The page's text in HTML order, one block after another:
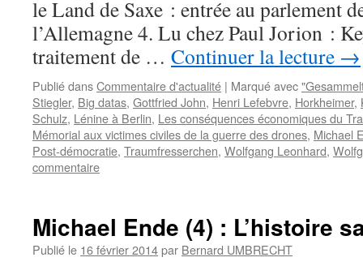
le Land de Saxe : entrée au parlement
l’Allemagne 4. Lu chez Paul Jorion :
traitement de … Continuer la lecture →
Publié dansCommentaire d'actualité | Marqué avec
Stiegler, Big datas, Gottfried John, Henri Lefebvre, Horkheimer,
Schulz, Lénine à Berlin, Les conséquences économiques du
Mémorial aux victimes civiles de la guerre des drones, Michael
Post-démocratie, Traumfresserchen, Wolfgang Leonhard,
commentaire
Michael Ende (4) : L’histoire
Publié le 16 février 2014par Bernard UMBRECHT